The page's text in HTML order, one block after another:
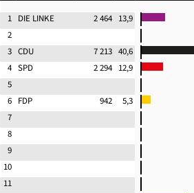
1 DIE LINKE 2 464 13,9
2
3 CDU 7 213 40,6
4 SPD 2 294 12,9
5
6 FDP 942
5,3
7
8
9
10
11